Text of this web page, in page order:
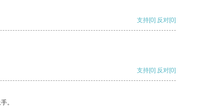
支持[0] 反对[0]
支持[0] 反对[0]
。